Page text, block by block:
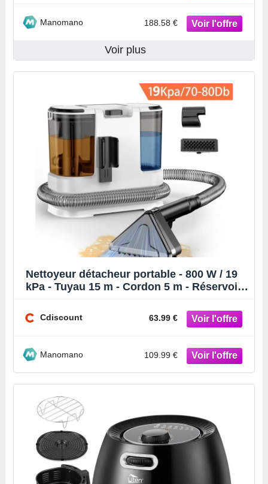
Manomano 188.58 €
Voir plus
Nettoyeur détacheur portable - 800 W / 19
kPa - Tuyau 15 m - Cordon 5 m - Réservoir
Cdiscount 63.99 €
Manomano 109.99 €